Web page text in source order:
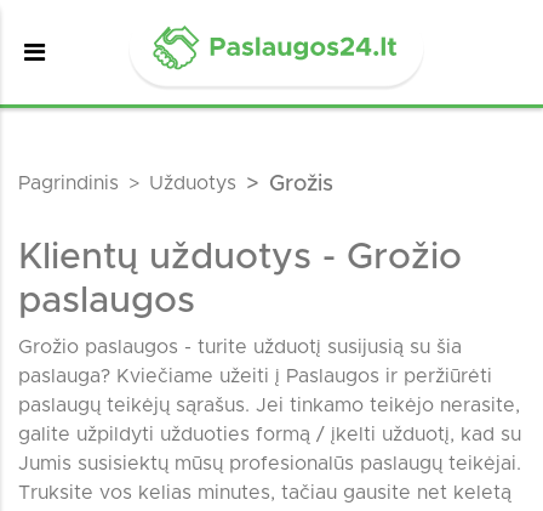
Pagrindinis Užduotys Grožis
Klientų užduotys - Grožio
paslaugos
Grožio paslaugos - turite užduotį susijusią su šia
paslauga? Kviečiame užeiti į Paslaugos ir peržiūrėti
paslaugų teikėjų sąrašus. Jei tinkamo teikėjo nerasite,
galite užpildyti užduoties formą / įkelti užduotį, kad su
Jumis susisiektų mūsų profesionalūs paslaugų teikėjai.
Truksite vos kelias minutes, tačiau gausite net keletą